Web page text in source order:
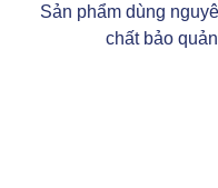
Sản phẩm dùng
chất bảo